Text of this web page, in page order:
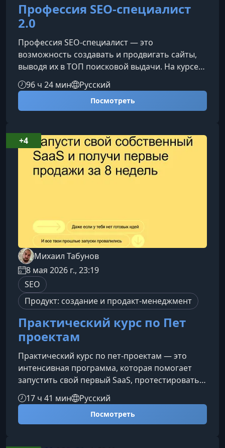
Профессия SEO-специалист
2.0
Профессия SEO‑специалист — это
возможность создавать и продвигать сайты,
выводя их в ТОП поисковой выдачи. На курсе
вы освоите востребованную профессию,
которая позволяет работать удаленно из
любой точки мира и стабильно зарабатывать
построена так, чтобы вы смогли начать
работать SEO‑специалистом уже во время
обучения.Овладеете профессией
SEO‑специалиста уровня Middle
96 ч 24 мин Русский
Посмотреть
Михаил Табунов
8 мая 2026 г., 23:19
SEO
Продукт: создание и продакт-менеджмент
Практический курс по Пет
проектам
Практический курс по пет‑проектам — это
интенсивная программа, которая помогает
запустить свой первый SaaS, протестировать
рынок и получить реальные продажи всего за
8 недель. Даже если у тебя нет идеи или
прошлые попытки уже проваливались.Для
17 ч 41 мин Русский
Посмотреть
+4